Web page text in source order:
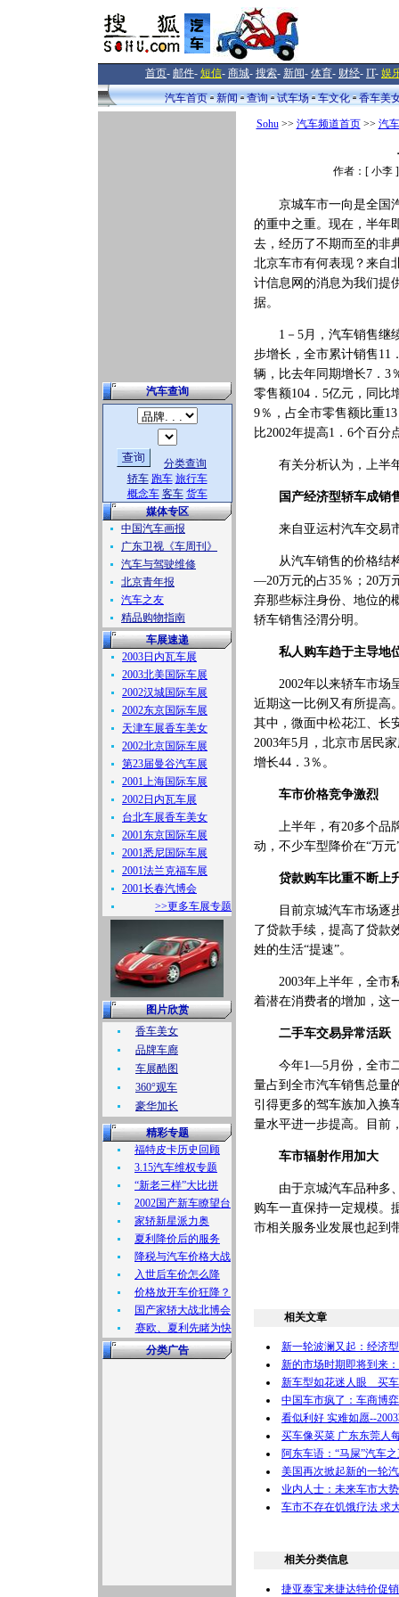
首页- 邮件- 短信- 商城- 搜索- 新闻- 体育- 财经- IT- 娱
汽车首页
新闻 查询 试车场 车文化 香车美
汽车查询
分类查询
轿车 跑车 旅行车
概念车 客车 货车
媒体专区
中国汽车画报
广东卫视《车周刊》
汽车与驾驶维修
北京青年报
汽车之友
精品购物指南
车展速递
2003日内瓦车展
2003北美国际车展
2002汉城国际车展
2002东京国际车展
天津车展香车美女
2002北京国际车展
第23届曼谷汽车展
2001上海国际车展
2002日内瓦车展
台北车展香车美女
2001东京国际车展
2001悉尼国际车展
2001法兰克福车展
2001长春汽博会
>>更多车展专题
图片欣赏
香车美女
品牌车廊
车展酷图
360°观车
豪华加长
精彩专题
福特皮卡历史回顾
3.15汽车维权专题
“新老三样”大比拼
2002国产新车瞭望台
家轿新星派力奥
夏利降价后的服务
降税与汽车价格大战
入世后车价怎么降
价格放开车价狂降？
国产家轿大战北博会
赛欧、夏利先睹为快
分类广告
Sohu>> 汽车频道首页>> 汽
作者：[ 小李
京城车市一向是全国
的重中之重。现在，半年
去，经历了不期而至的非
北京车市有何表现？来自
计信息网的消息为我们提
据。
1－5月，汽车销售继
步增长，全市累计销售11
辆，比去年同期增长7．3
零售额104．5亿元，同比
9％，占全市零售额比重
比2002年提高1．6个百
有关分析认为，上半
国产经济型轿车成销
来自亚运村汽车交易市
从汽车销售的价格结构
—20万元的占35％；20万
弃那些标注身份、地位的
轿车销售泾渭分明。
私人购车趋于主导地
2002年以来轿车市场呈
近期这一比例又有所提高
其中，微面中松花江、长
2003年5月，北京市居民
增长44．3％。
车市价格竞争激烈
上半年，有20多个品牌
动，不少车型降价在“万
贷款购车比重不断上
目前京城汽车市场逐步
了贷款手续，提高了贷款
姓的生活“提速”。
2003年上半年，全市私
着潜在消费者的增加，这
二手车交易异常活跃
今年1—5月份，全市二
量占到全市汽车销售总量
引得更多的驾车族加入换
量水平进一步提高。目前
车市辐射作用加大
由于京城汽车品种多、
购车一直保持一定规模。
市相关服务业发展也起到
相关文章
新一轮波澜又起：经济
新的市场时期即将到来
新车型如花迷人眼 买
中国车市疯了：车商博
看似利好 实难如愿--
买车像买菜 广东东莞人
阿东车语：“马屎”汽车
美国再次掀起新的一轮
业内人士：未来车市大
车市不存在饥饿疗法 求
相关分类信息
捷亚泰宝来捷达特价促销